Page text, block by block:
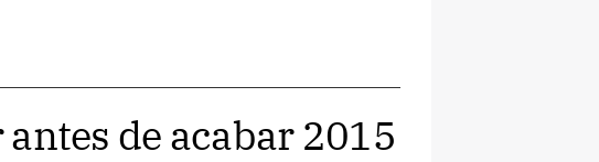
de acabar 2015